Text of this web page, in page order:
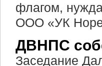
флагом,
ООО «УК
ДВНПС
Заседание